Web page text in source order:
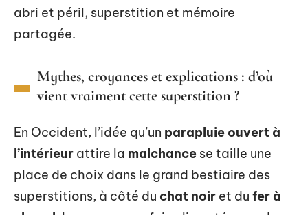
abri et péril, superstition et mémoire
partagée.
Mythes, croyances et explications : d’où
vient vraiment cette superstition ?
En Occident, l’idée qu’un parapluie ouvert à
l’intérieur attire la malchance se taille une
place de choix dans le grand bestiaire des
superstitions, à côté du chat noir et du fer à